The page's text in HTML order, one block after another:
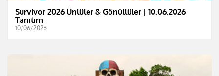
Survivor 2026 Ünlüler & Gönüllüler | 10.06.2026
Tanıtımı
10/06/2026